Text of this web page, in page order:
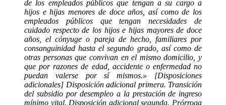
de los empleados públicos que tengan a su cargo a
hijos e hijas menores de doce años, así como de los
empleados públicos que tengan necesidades de
cuidado respecto de los hijos e hijas mayores de doce
años, el cónyuge o pareja de hecho, familiares por
consanguinidad hasta el segundo grado, así como de
otras personas que convivan en el mismo domicilio, y
que por razones de edad, accidente o enfermedad no
puedan valerse por sí mismos.» [Disposiciones
adicionales] Disposición adicional primera. Transición
del subsidio por desempleo a la prestación de ingreso
mínimo vital. Disposición adicional segunda. Prórroga